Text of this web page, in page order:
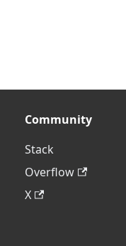
Community
Stack
Overflow
X